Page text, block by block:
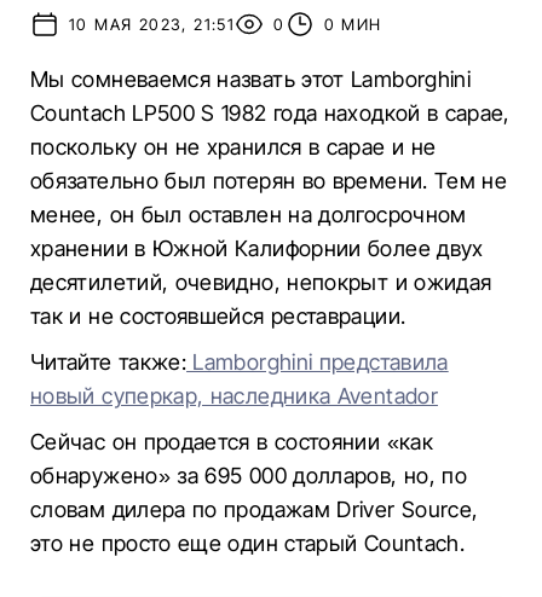
10 МАЯ 2023, 21:51
0 0 МИН
Мы сомневаемся назвать этот Lamborghini
Countach LP500 S 1982 года находкой в сарае,
поскольку он не хранился в сарае и не
обязательно был потерян во времени. Тем не
менее, он был оставлен на долгосрочном
хранении в Южной Калифорнии более двух
десятилетий, очевидно, непокрыт и ожидая
так и не состоявшейся реставрации.
Читайте также: Lamborghini представила
новый суперкар, наследника Aventador
Сейчас он продается в состоянии «как
обнаружено» за 695 000 долларов, но, по
словам дилера по продажам Driver Source,
это не просто еще один старый Countach.